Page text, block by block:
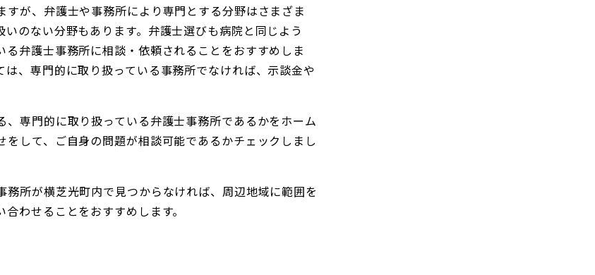
が、弁護士や事務所により専門とする分野はさまざま
のない分野もあります。弁護士選びも病院と同じよう
弁護士事務所に相談・依頼されることをおすすめしま
、専門的に取り扱っている事務所でなければ、示談金や
専門的に取り扱っている弁護士事務所であるかをホーム
して、ご自身の問題が相談可能であるかチェックしまし
所が横芝光町内で見つからなければ、周辺地域に範囲を
わせることをおすすめします。